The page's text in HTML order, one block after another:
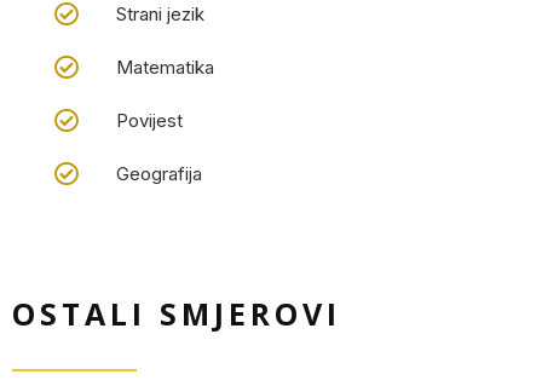
Strani jezik
Matematika
Povijest
Geografija
OSTALI SMJEROVI